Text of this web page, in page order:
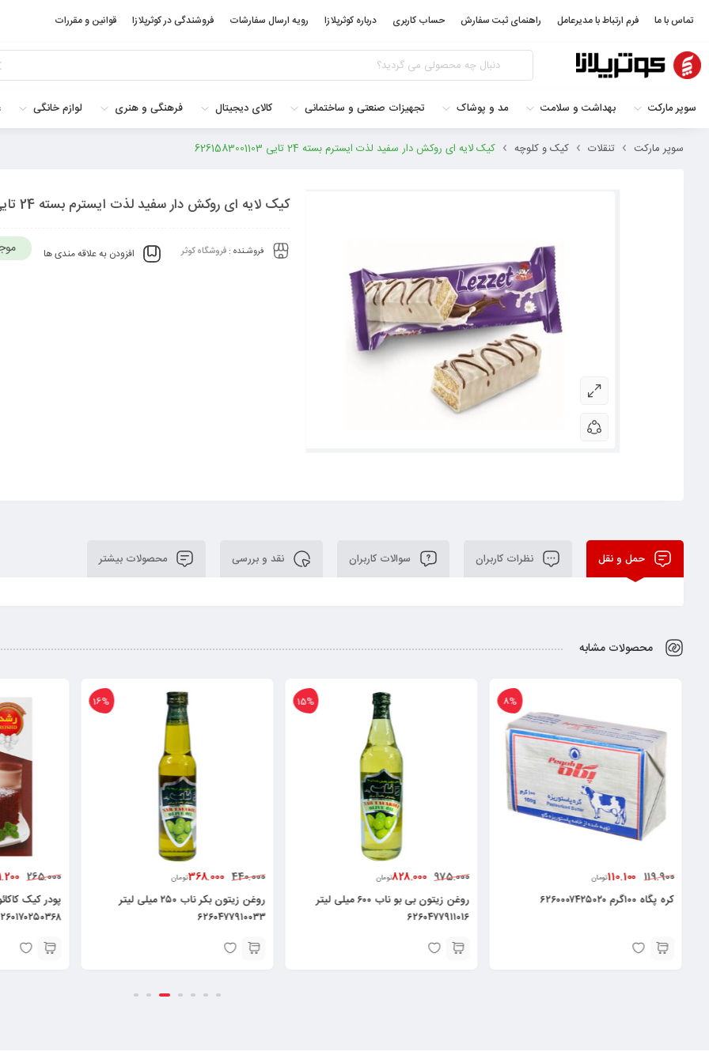
تماس با ما فرم ارتباط با مدیرعامل راهنمای ثبت سفارش حساب کاربری درباره کوثرپلازا رویه ارسال سفارشات فروشندگی در کوثرپلازا قوانین و مقررات
سوپر مارکت بهداشت و سلامت مد و پوشاک تجهیزات صنعتی و ساختمانی کالای دیجیتال فرهنگی و هنری لوازم خانگی
سوپر مارکت تنقلات کیک و کلوچه کیک لایه ای روکش دار سفید لذت ایسترم بسته 24 تایی 6261583001103
کیک لایه ای روکش دار سفید لذت ایسترم بسته 24 تایی 6261583001103
فروشـنده : فروشگاه کوثر افزودن به علاقه مندی ها
حمل و نقل نظرات کاربران سوالات کاربران نقد و بررسی محصولات بیشتر
محصولات مشابه
975.000
روغن زیتون بی بو ناب ۶۰۰ میلی لیتر
440.000
368.000
۶۲۶۰۴۷۷۹۱۰۰۳۳
265.000
۶۲۶۰۱۷۰۲۵۰۳۶۸
مقدار ۵۰۰